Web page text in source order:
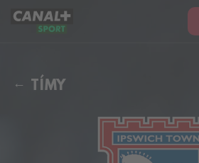
CANAL+ Sport
TÍMY